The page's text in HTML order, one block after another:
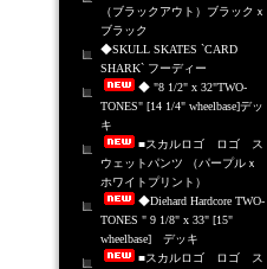
（ブラックアウト）ブラックｘ
ブラック
◆SKULL SKATES `CARD
SHARK` フーディー
◆ "8 1/2" x 32"TWO-
TONES" [14 1/4" wheelbase]デッ
キ
■スカルロゴ ロゴ ス
ウェットパンツ （パープルｘ
ホワイトプリント）
◆Diehard Hardcore TWO-
TONES " 9 1/8" x 33" [15"
wheelbase] デッキ
■スカルロゴ ロゴ ス